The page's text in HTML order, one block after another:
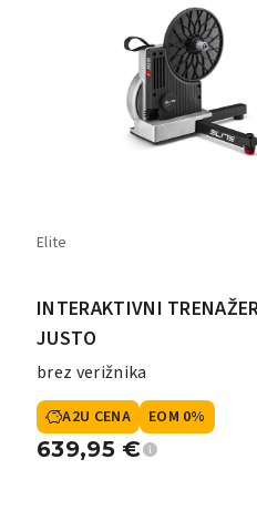
Elite
INTERAKTIVNI
JUSTO
brez verižnika
A2U CENA EOM 0%
639,95 €